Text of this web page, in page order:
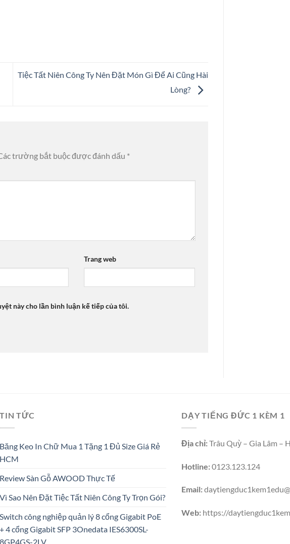
Tiệc Tất Niên Công Ty Nên Đặt Món Gì Để Ai Cũng Hài
Lòng?
trường bắt buộc được đánh dấu *
Trang web
này cho lần bình luận kế tiếp của tôi.
TIN TỨC
Băng Keo In Chữ Mua 1 Tặng 1 Đủ Size Giá Rẻ
HCM
Review Sàn Gỗ AWOOD Thực Tế
Vì Sao Nên Đặt Tiệc Tất Niên Công Ty Trọn Gói?
Switch công nghiệp quản lý 8 cổng Gigabit PoE
+ 4 cổng Gigabit SFP 3Onedata IES6300SL-
8GP4GS-2LV
DẠY TIẾNG ĐỨC 1 KÈM 1
Địa chỉ:Trâu Quỳ – Gia Lâm –
Hotline:0123.123.124
Email:
Web: https://